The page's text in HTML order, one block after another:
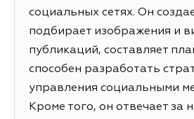
социальных сетях. Он
подбирает изображения и
публикаций, составляет
способен разработать
управления социальными
Кроме того, он отвечает за